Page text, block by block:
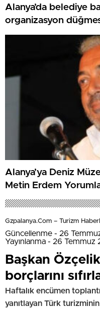
Alanya’da belediye
organizasyon
Alanya’ya Deniz
Metin Erdem
Gzpalanya.com – Turizm
Güncellenme - 26
Yayınlanma - 26 Temmuz
Başkan
borçlarını
Haftalık encümen
yanıtlayan Türk